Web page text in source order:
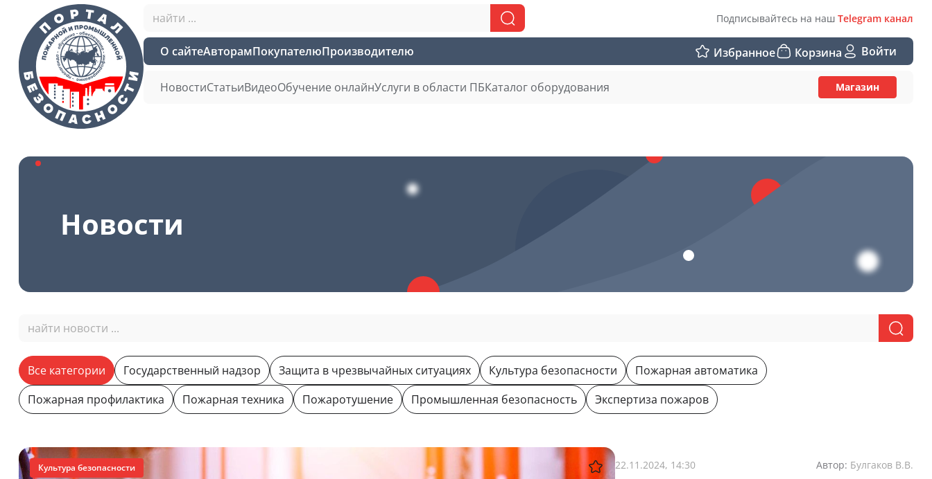
Подписывайтесь на наш Telegram канал
О сайтеАвторамПокупателюПроизводителю Избранное Корзина Войти
НовостиСтатьиВидеоОбучение онлайнУслуги в области ПБКаталог оборудования Магазин
Новости
Все категории Государственный надзор Защита в чрезвычайных ситуациях Культура безопасности
Пожарная автоматика
Пожарная профилактика
Пожарная техника Пожаротушение Промышленная безопасность Экспертиза пожаров
Культура безопасности 22.11.2024, 14:30 Автор: Булгаков В.В.